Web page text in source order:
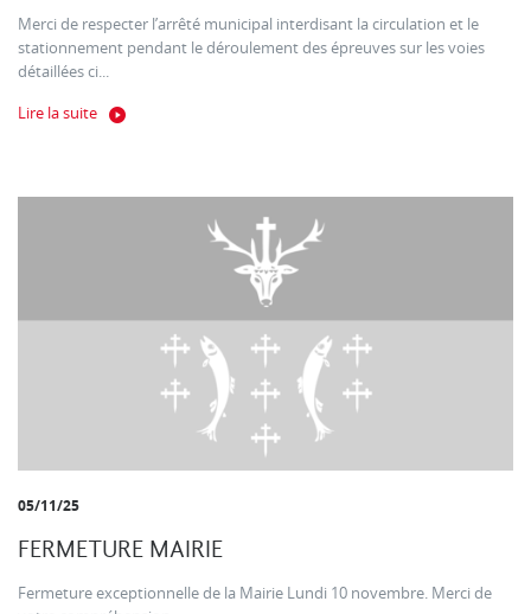
Merci de respecter l’arrêté municipal interdisant la circulation et le
stationnement pendant le déroulement des épreuves sur les voies
détaillées ci...
Lire la suite
05/11/25
FERMETURE MAIRIE
Fermeture exceptionnelle de la Mairie Lundi 10 novembre. Merci de